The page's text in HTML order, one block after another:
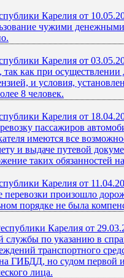
Карелия от
чужими
Карелия от
так как при
и условия,
8 человек.
Карелия от
пассажиров
имеются все
и выдаче путевой
таких обязанностей
Карелия от
перевозки произошло
порядке не была
Карелия от
службы по указанию в
транспортного
ГИБДД, но судом первой
лица.